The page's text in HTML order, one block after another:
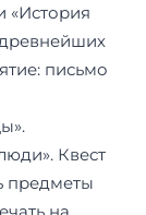
«История
письмо
Квест
предметы
на